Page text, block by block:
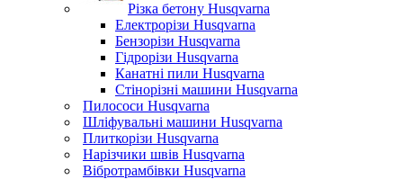
Різка бетону Husqvarna
Електрорізи Husqvarna
Бензорізи Husqvarna
Гідрорізи Husqvarna
Канатні пили Husqvarna
Стінорізні машини Husqvarna
Пилососи Husqvarna
Шліфувальні машини Husqvarna
Плиткорізи Husqvarna
Нарізчики швів Husqvarna
Вібротрамбівки Husqvarna